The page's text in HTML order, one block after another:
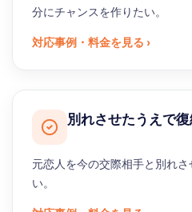
分にチャンスを作りたい。
対応事例・料金を見る ›
別れさせたうえで
元恋人を今の交際相手と別れ
い。